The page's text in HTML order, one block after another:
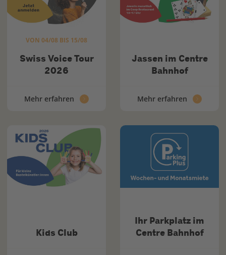
VON 04/08 BIS 15/08
Swiss Voice Tour
2026
Mehr erfahren
Jassen im Centre
Bahnhof
Mehr erfahren
Kids Club
Ihr Parkplatz im
Centre Bahnhof